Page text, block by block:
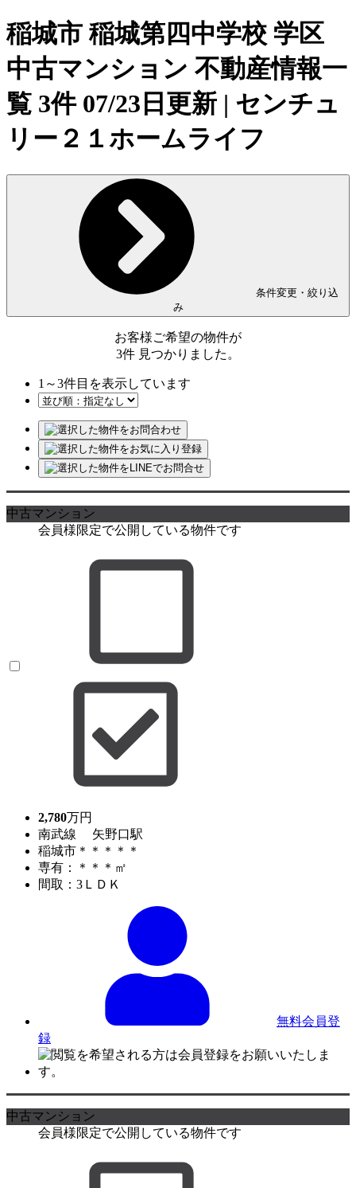
稲城市 稲城第四中学校 学区
中古マンション 不動産情報一
覧 3件 07/23日更新 | センチュ
リー２１ホームライフ
条件変更・絞り込
み
お客様ご希望の物件が
3件 見つかりました。
1 ～3件目を表示しています
中古マンション
会員様限定で公開している物件です
2,780万円
南武線 矢野口駅
稲城市＊＊＊＊＊
専有：＊＊＊㎡
間取：3ＬＤＫ
無料会員登
録
中古マンション
会員様限定で公開している物件です